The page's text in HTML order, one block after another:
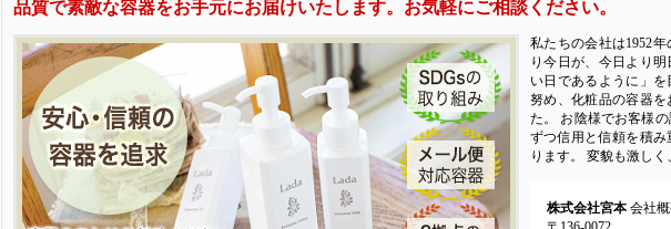
品質で素敵な容器をお手元にお届けいたします。お気軽にご相談ください。
私たちの会社は1952
り今日が、今日より
い日であるように」
努め、化粧品の容器を
た。 お陰様でお客様
ずつ信用と信頼を積
ります。 変貌も激しく
株式会社宮本 会社